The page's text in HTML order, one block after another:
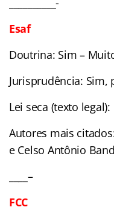
Esaf
Doutrina: Sim –
Jurisprudência: Sim,
Lei seca (texto
Autores mais
e Celso Antônio
____–
FCC